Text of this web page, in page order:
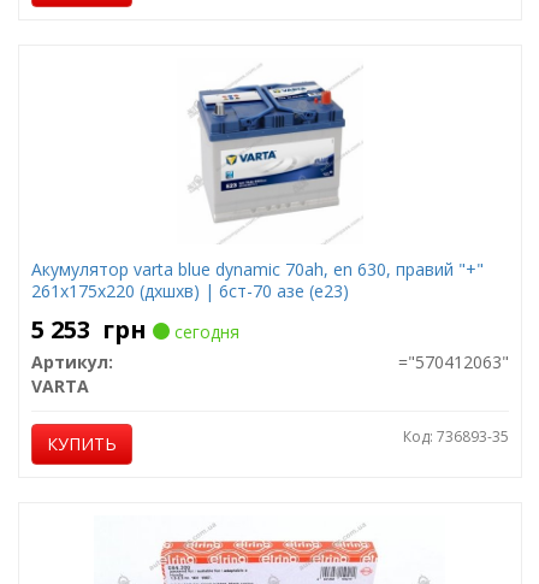
Акумулятор varta blue dynamic 70ah, en 630, правий "+"
261x175x220 (дхшхв) | 6ст-70 азе (e23)
5 253 грн
сегодня
Артикул:
="570412063"
VARTA
КУПИТЬ Код: 736893-35